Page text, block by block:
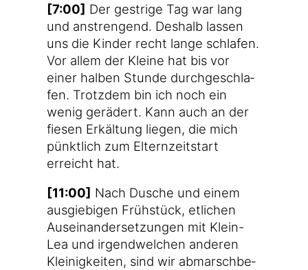
[7:00] Der gest­ri­ge Tag war lang
und anstren­gend. Des­halb las­sen
uns die Kin­der recht lan­ge schla­fen.
Vor allem der Klei­ne hat bis vor
einer hal­ben Stun­de durch­ge­schla­
fen. Trotz­dem bin ich noch ein
wenig gerä­dert. Kann auch an der
fie­sen Erkäl­tung lie­gen, die mich
pünkt­lich zum Eltern­zeit­start
erreicht hat.
[11:00] Nach Dusche und einem
aus­gie­bi­gen Früh­stück, etli­chen
Aus­ein­an­der­set­zun­gen mit Klein-
Lea und irgend­wel­chen ande­ren
Klei­nig­kei­ten, sind wir abmarsch­be­